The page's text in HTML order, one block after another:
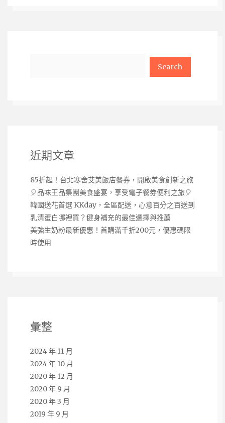
近期文章
85折起！台北寒舍艾美飯店餐券，開啟美食創新之旅
🎈品味王品集團美食盛宴，享受電子餐券便利之旅🎈
韓國送花首選 KKday，全區配送，心意百分之百送到
乳清蛋白哪裡買？健身補充的最佳選擇與推薦
美強生奶粉最新優惠！首購滿千折200元，優惠碼限
時使用
彙整
2024 年 11 月
2024 年 10 月
2020 年 12 月
2020 年 9 月
2020 年 3 月
2019 年 9 月